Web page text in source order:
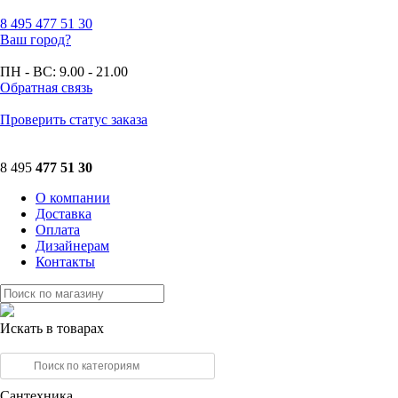
8 495 477 51 30
Ваш город?
ПН - ВС: 9.00 - 21.00
Обратная связь
Проверить статус заказа
8 495 477 51 30
О компании
Доставка
Оплата
Дизайнерам
Контакты
Искать в товарах